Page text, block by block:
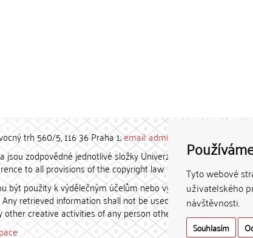
Tyto webové
uživatelského
návštěvnosti.
Souhlasím
trh 560/5, 116 36 Praha 1;email: admin-repozitar [at] cuni.cz
zodpovědné jednotlivé složky Univerzity Karlovy. / Each
to all provisions of the copyright law.
být použity k výdělečným účelům nebo vydávány za studijní,
retrieved information shall not be used for any commercial
creative activities of any person other than the author.